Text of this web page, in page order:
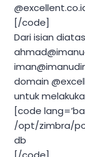
[/code]
Dari isian
domain
untuk
[code
/opt/zimbra/
db